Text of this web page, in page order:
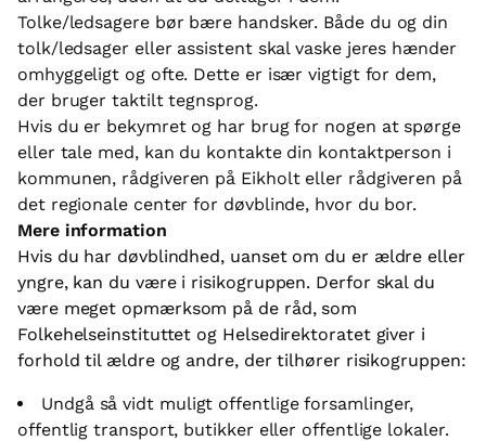
Tolke/ledsagere bør bære handsker. Både du og din
tolk/ledsager eller assistent skal vaske jeres hænder
omhyggeligt og ofte. Dette er især vigtigt for dem,
der bruger taktilt tegnsprog.
Hvis du er bekymret og har brug for nogen at spørge
eller tale med, kan du kontakte din kontaktperson i
kommunen, rådgiveren på Eikholt eller rådgiveren på
det regionale center for døvblinde, hvor du bor.
Mere information
Hvis du har døvblindhed, uanset om du er ældre eller
yngre, kan du være i risikogruppen. Derfor skal du
være meget opmærksom på de råd, som
Folkehelseinstituttet og Helsedirektoratet giver i
forhold til ældre og andre, der tilhører risikogruppen:
Undgå så vidt muligt offentlige forsamlinger,
offentlig transport, butikker eller offentlige lokaler.